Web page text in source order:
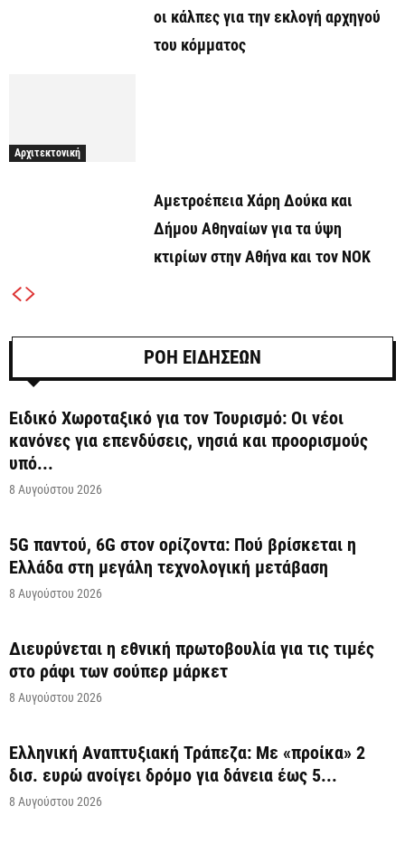
οι κάλπες για την εκλογή αρχηγού
του κόμματος
Αρχιτεκτονική
Αμετροέπεια Χάρη Δούκα και
Δήμου Αθηναίων για τα ύψη
κτιρίων στην Αθήνα και τον ΝΟΚ
ΡΟΗ ΕΙΔΗΣΕΩΝ
Ειδικό Χωροταξικό για τον Τουρισμό: Οι νέοι
κανόνες για επενδύσεις, νησιά και προορισμούς
υπό...
8 Αυγούστου 2026
5G παντού, 6G στον ορίζοντα: Πού βρίσκεται η
Ελλάδα στη μεγάλη τεχνολογική μετάβαση
8 Αυγούστου 2026
Διευρύνεται η εθνική πρωτοβουλία για τις τιμές
στο ράφι των σούπερ μάρκετ
8 Αυγούστου 2026
Ελληνική Αναπτυξιακή Τράπεζα: Με «προίκα» 2
δισ. ευρώ ανοίγει δρόμο για δάνεια έως 5...
8 Αυγούστου 2026